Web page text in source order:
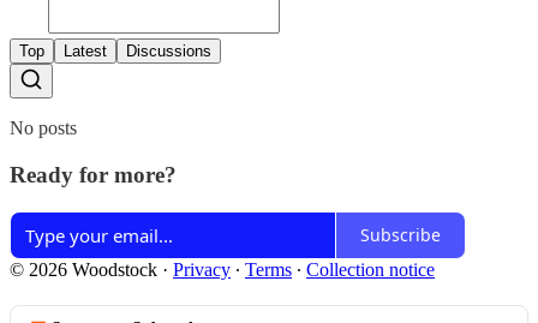
Top Latest Discussions
No posts
Ready for more?
Subscribe
© 2026 Woodstock · Privacy ∙ Terms ∙ Collection notice